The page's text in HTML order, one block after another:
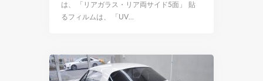
は、 「リアガラス・リア両サイド5面」 貼
るフィルムは、 「UV…